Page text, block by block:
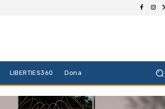
LIBERTIES360 Dona